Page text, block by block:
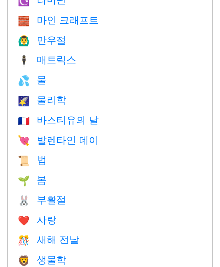
🧱 마인 크래프트
🙆‍♂️ 만우절
🕴️ 매트릭스
💦 물
🌠 물리학
🇫🇷 바스티유의 날
💘 발렌타인 데이
📜 법
🌱 봄
🐰 부활절
❤️️ 사랑
🎊 새해 전날
🦁 생물학